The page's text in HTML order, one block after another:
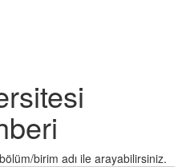
birim adı ile arayabilirsiniz.